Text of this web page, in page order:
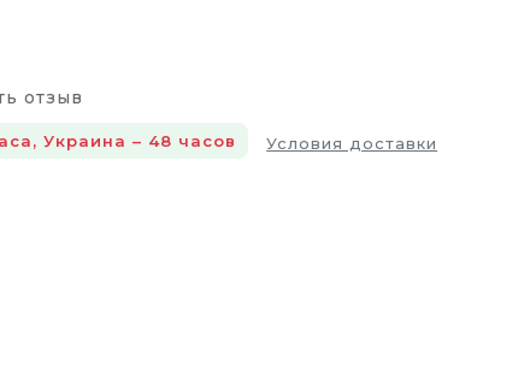
отзыв
Украина – 48 часов Условия доставки